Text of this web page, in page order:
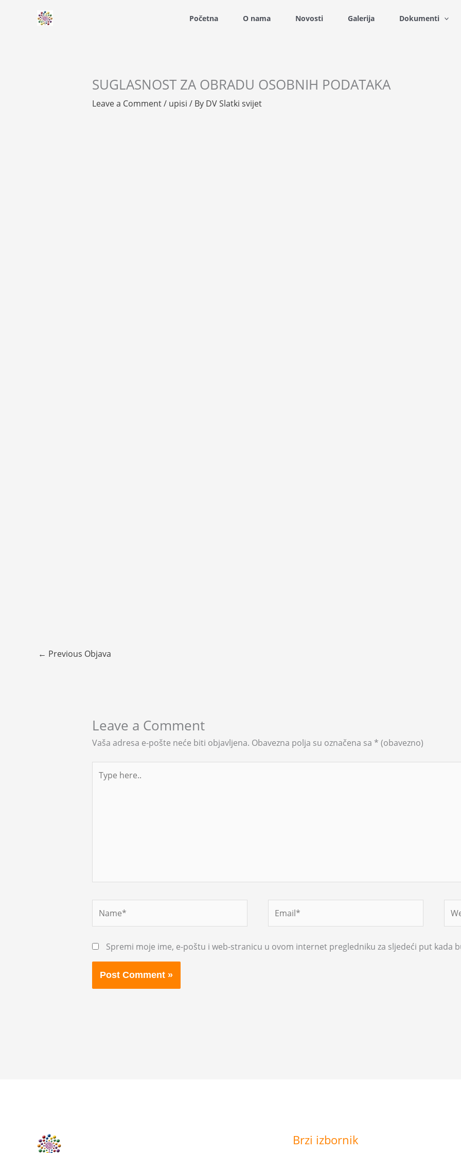
Početna O nama Novosti Galerija Dokumenti
SUGLASNOST ZA OBRADU OSOBNIH PODATAKA
Leave a Comment/ upisi / By DV Slatki svijet
← Previous Objava
Leave a Comment
Vaša adresa e-pošte neće biti objavljena. Obavezna polja su označena sa * (obavezno)
here..
Spremi moje ime, e-poštu i web-stranicu u ovom internet pregledniku za sljedeći put kada
Brzi izbornik